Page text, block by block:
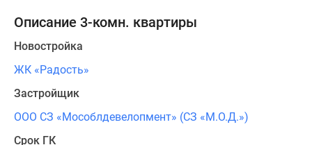
Описание 3-комн. квартиры
Новостройка
ЖК «Радость»
Застройщик
ООО СЗ «Мособлдевелопмент» (СЗ «М.О.Д.»)
Срок ГК